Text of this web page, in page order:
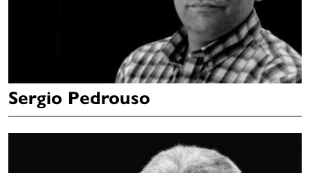
Sergio Pedrouso